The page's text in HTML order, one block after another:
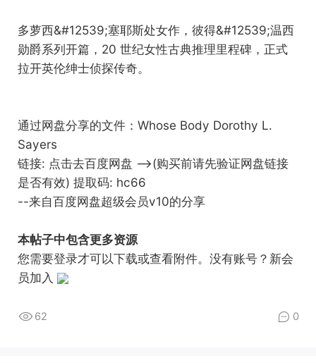
多萝西&#12539;塞耶斯处女作，彼得&#12539;温西
勋爵系列开篇，20 世纪女性古典推理里程碑，正式
拉开英伦绅士侦探传奇。
通过网盘分享的文件：Whose Body Dorothy L.
Sayers
链接: 点击去百度网盘 -->(购买前请先验证网盘链接
是否有效) 提取码: hc66
--来自百度网盘超级会员v10的分享
本帖子中包含更多资源
您需要登录才可以下载或查看附件。没有账号？ 新会
员加入
62 0